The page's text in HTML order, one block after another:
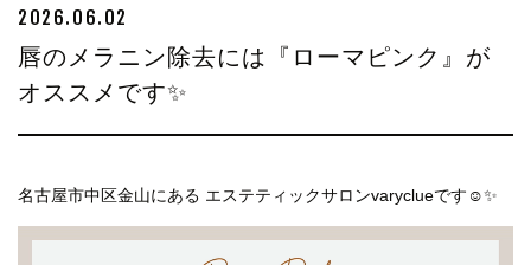
2026.06.02
唇のメラニン除去には『ローマピンク』が
オススメです✨
名古屋市中区金山にある エステティックサロンvaryclueです☺✨
動